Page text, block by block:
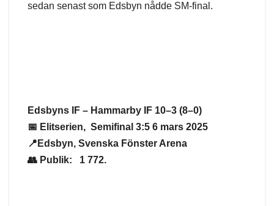
sedan senast som Edsbyn nådde SM-final.
Edsbyns IF – Hammarby IF 10–3 (8–0)
📅 Elitserien, Semifinal 3:5 6 mars 2025
📍Edsbyn, Svenska Fönster Arena
👥 Publik: 1 772.